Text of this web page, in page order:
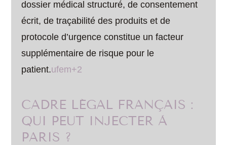
dossier médical structuré, de consentement
écrit, de traçabilité des produits et de
protocole d’urgence constitue un facteur
supplémentaire de risque pour le
patient.ufem+2
CADRE LÉGAL FRANÇAIS :
QUI PEUT INJECTER À
PARIS ?